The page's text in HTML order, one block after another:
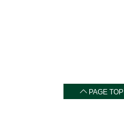
PAGE TOP